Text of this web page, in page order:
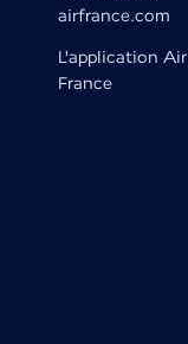
airfrance.com
L'application Air
France